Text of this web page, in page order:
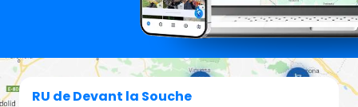
RU de Devant la Souche